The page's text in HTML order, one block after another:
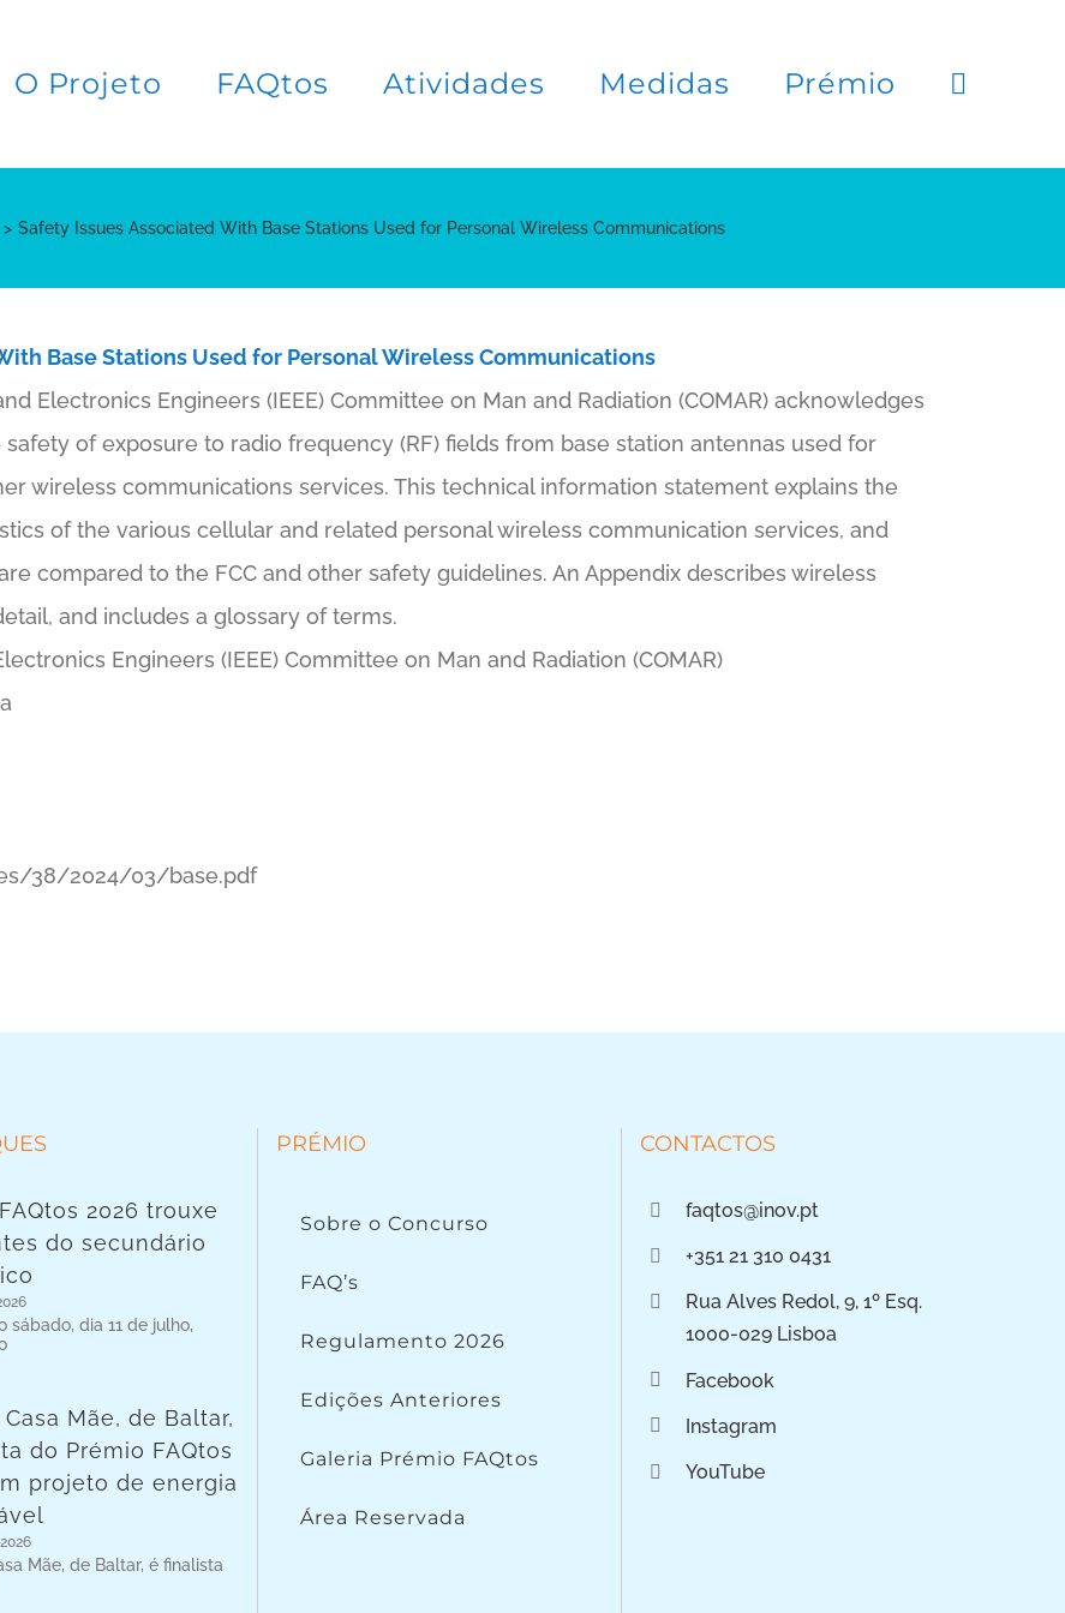
O Projeto FAQtos Atividades Medidas Prémio
Safety Issues Associated With Base Stations Used for Personal Wireless Communications
Base Stations Used for Personal Wireless Communications
Electronics Engineers (IEEE) Committee on Man and Radiation (COMAR) acknowledges
of exposure to radio frequency (RF) fields from base station antennas used for
wireless communications services. This technical information statement explains the
of the various cellular and related personal wireless communication services, and
compared to the FCC and other safety guidelines. An Appendix describes wireless
and includes a glossary of terms.
Engineers (IEEE) Committee on Man and Radiation (COMAR)
38/2024/03/base.pdf
2026 trouxe
do secundário
sábado, dia 11 de julho,
Mãe, de Baltar,
do Prémio FAQtos
projeto de energia
Mãe, de Baltar, é finalista
PRÉMIO
Sobre o Concurso
FAQ’s
Regulamento 2026
Edições Anteriores
Galeria Prémio FAQtos
Área Reservada
CONTACTOS
faqtos@inov.pt
+351 21 310 0431
Rua Alves Redol, 9, 1º Esq.
1000-029 Lisboa
Facebook
Instagram
YouTube